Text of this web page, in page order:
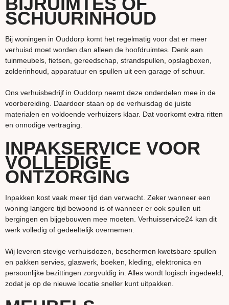
SCHUURINHOUD
Bij woningen in Ouddorp komt het regelmatig voor dat er meer
verhuisd moet worden dan alleen de hoofdruimtes. Denk aan
tuinmeubels, fietsen, gereedschap, strandspullen, opslagboxen,
zolderinhoud, apparatuur en spullen uit een garage of schuur.
Ons verhuisbedrijf in Ouddorp neemt deze onderdelen mee in de
voorbereiding. Daardoor staan op de verhuisdag de juiste
materialen en voldoende verhuizers klaar. Dat voorkomt extra ritten
en onnodige vertraging.
INPAKSERVICE VOOR
VOLLEDIGE
ONTZORGING
Inpakken kost vaak meer tijd dan verwacht. Zeker wanneer een
woning langere tijd bewoond is of wanneer er ook spullen uit
bergingen en bijgebouwen mee moeten. Verhuisservice24 kan dit
werk volledig of gedeeltelijk overnemen.
Wij leveren stevige verhuisdozen, beschermen kwetsbare spullen
en pakken servies, glaswerk, boeken, kleding, elektronica en
persoonlijke bezittingen zorgvuldig in. Alles wordt logisch ingedeeld,
zodat je op de nieuwe locatie sneller kunt uitpakken.